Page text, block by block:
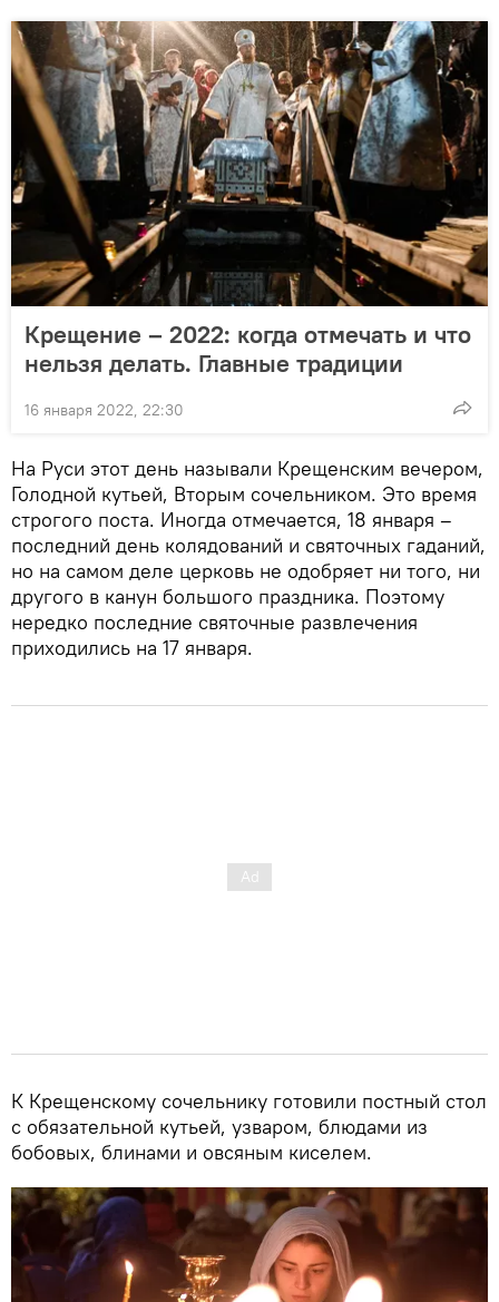
Крещение – 2022: когда отмечать и что
нельзя делать. Главные традиции
16 января 2022, 22:30
На Руси этот день называли Крещенским вечером,
Голодной кутьей, Вторым сочельником. Это время
строгого поста. Иногда отмечается, 18 января –
последний день колядований и святочных гаданий,
но на самом деле церковь не одобряет ни того, ни
другого в канун большого праздника. Поэтому
нередко последние святочные развлечения
приходились на 17 января.
К Крещенскому сочельнику готовили постный стол
с обязательной кутьей, узваром, блюдами из
бобовых, блинами и овсяным киселем.